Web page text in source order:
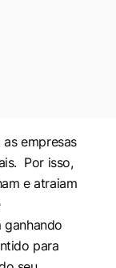
empresas
Por isso,
e atraiam
ganhando
para